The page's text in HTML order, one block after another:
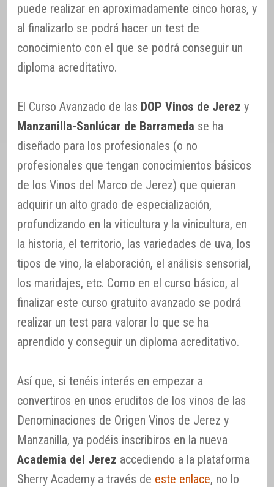
puede realizar en aproximadamente cinco horas, y
al finalizarlo se podrá hacer un test de
conocimiento con el que se podrá conseguir un
diploma acreditativo.
El Curso Avanzado de las DOP Vinos de Jerez y
Manzanilla-Sanlúcar de Barrameda se ha
diseñado para los profesionales (o no
profesionales que tengan conocimientos básicos
de los Vinos del Marco de Jerez) que quieran
adquirir un alto grado de especialización,
profundizando en la viticultura y la vinicultura, en
la historia, el territorio, las variedades de uva, los
tipos de vino, la elaboración, el análisis sensorial,
los maridajes, etc. Como en el curso básico, al
finalizar este curso gratuito avanzado se podrá
realizar un test para valorar lo que se ha
aprendido y conseguir un diploma acreditativo.
Así que, si tenéis interés en empezar a
convertiros en unos eruditos de los vinos de las
Denominaciones de Origen Vinos de Jerez y
Manzanilla, ya podéis inscribiros en la nueva
Academia del Jerez accediendo a la plataforma
Sherry Academy a través de este enlace, no lo